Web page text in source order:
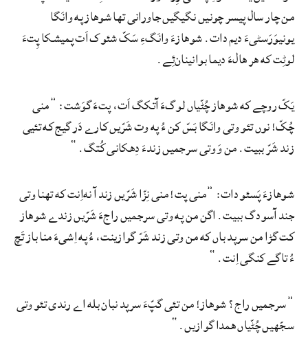
من چار سال پیسر چونیں نگیگیں جاورانی تها شوهاز په وانَگا
یونیوَرَسٹیءَ دیم دات. شوهازءَ وانَگءِ سَکّ شئوک اَت پمیشکا پِتءَ
لوٹِت که هر هالءَ دیما بوانینان‌ئِے.
یَکّ روچے که شوهاز چُٹّیاں لوگءَ آتکگ اَت، پتءَ گوَشت: ”منی
چُکّ! نوں تئو وتی وانَگا بَسّ کن ءُ په وت شَرّیں کارے دَر گیج که تئیی
زند شَرّ ببیت. من وَ وتی سرجمیں زندءَ دِهکانی کُتگ.“‍
شوهازءَ پَسئو دات: ”منی پت! منی نِزّا شَرّیں زند آ نه‌اِنت که تهنا وتی
جند آسودگ ببیت. اگن من په وتی سرجمیں راجءَ شَرّیں زندے شوهاز
کت گڑا من سرپد باں که من وتی زند شَرّ گوازینت، ءُ په اِشیءَ منا باز تَچ
ءُ تاگے کنگی اِنت.“
”سرجمیں راج؟ شوهاز! من تئی گپّءَ سرپد نبان بله اے رندی تئو وتی
سجّهیں چُٹّیاں همدا گوازیں.“